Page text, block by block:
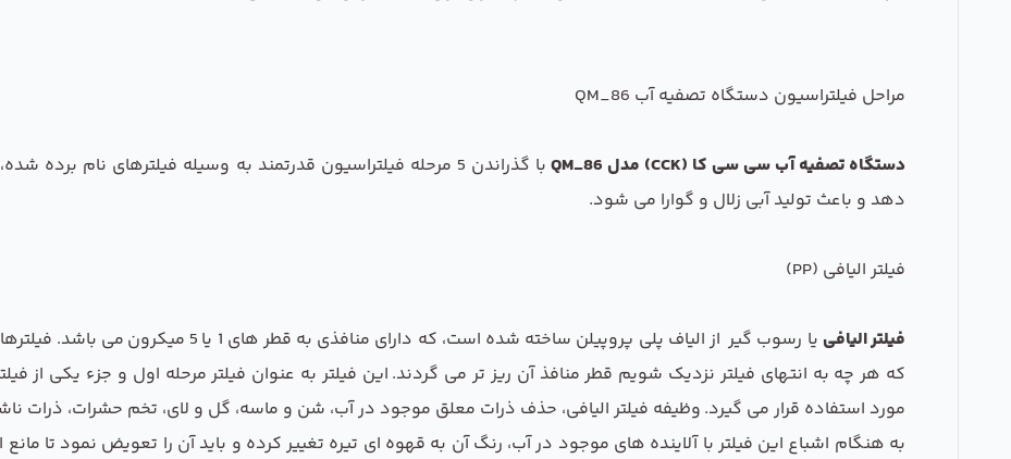
مراحل فیلتراسیون دستگاه تصفیه آب QM_86
دستگاه تصفیه آب سی سی کا (CCK) مدل QM_86
با گذراندن 5 مرحله فیلتراسیون قدرتمند به وسیله فیلترهای نام
دهد و باعث تولید آبی زلال و گوارا می شود.
فیلتر الیافی (PP)
فیلتر الیافی
یا رسوب گیر از الیاف پلی پروپیلن ساخته شده است،
که هر چه به انتهای فیلتر نزدیک شویم قطر منافذ آن ریز تر می گردند. این فیلتر به عنوان فیلتر مرحله اول و جزء یکی از
مورد استفاده قرار می گیرد. وظیفه فیلتر الیافی، حذف ذرات معلق موجود در آب، شن و ماسه، گل و لای، تخم حشرات، ذرات
به هنگام اشباع این فیلتر با آلاینده های موجود در آب، رنگ آن به قهوه ای تیره تغییر کرده و باید آن را تعویض نمود تا